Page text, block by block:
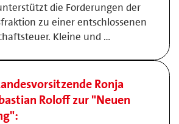
die Forderungen der
zu einer entschlossenen
Kleine und …
Ronja
Roloff zur "Neuen